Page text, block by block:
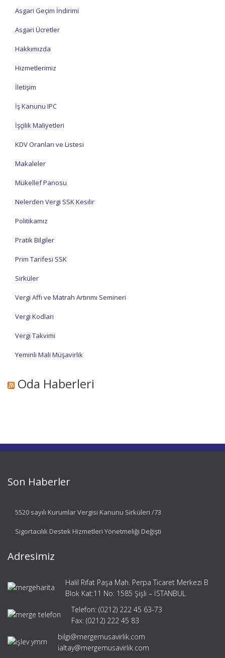
Asgari Geçim İndirimi
Asgari Ücretler
Hakkımızda
Hizmetlerimiz
İletişim
İş Kanunu IPC
İşçilik Maliyetleri
KDV Oranları ve Listesi
Makaleler
Mükellef Panosu
Nelerden Vergi SSK Kesilir
Politikamız
Pratik Bilgiler
Prim Tarifesi SSK
Sirküler
Vergi Affı ve Matrah Artırımı Semineri
Vergi Kodları
Vergi Takvimi
Yeminli Mali Müşavirlik
Oda Haberleri
Son Haberler
5520 sayılı Kurumlar Vergisi Kanunu Sirküleri /73
Sigortacılık Destek Hizmetleri Yönetmeliği Değişti
Adresimiz
Halil Rıfat Paşa Mah. Perpa Ticaret Merkezi B
Blok Kat:11 No: 1585 Şişli – İSTANBUL
Telefon: (0212) 222 45 63-73
Fax: (0212) 222 45 83
bilgi@mergemusavirlik.com
ialtay@mergemusavirlik.com